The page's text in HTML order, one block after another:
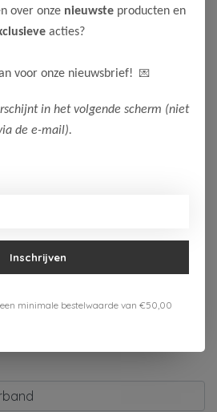
bericht zo snel mogelijk
over onze nieuwste producten en
acties?
voor onze nieuwsbrief! 💌
in het volgende scherm (niet
de e-mail).
Inschrijven
minimale bestelwaarde van €50,00